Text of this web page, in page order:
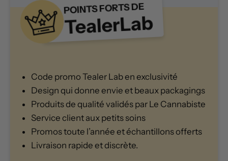
POINTS FORTS DE
TealerLab
Code promo Tealer Lab en exclusivité
Design qui donne envie et beaux packagings
Produits de qualité validés par Le Cannabiste
Service client aux petits soins
Promos toute l’année et échantillons offerts
Livraison rapide et discrète.